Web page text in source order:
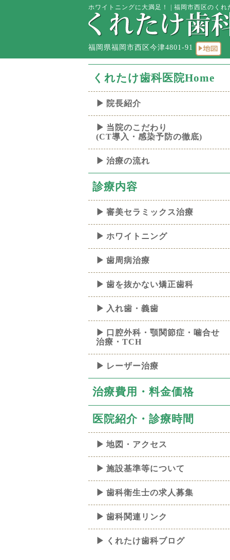
ホワイトニングに大満足！ | 福岡市西区のくれ
福岡県福岡市西区今津4801-91
くれたけ歯科医院Home
院長紹介
当院のこだわり
(CT導入・感染予防の徹底)
治療の流れ
診療内容
審美セラミックス治療
ホワイトニング
歯周病治療
歯を抜かない矯正歯科
入れ歯・義歯
口腔外科・顎関節症・噛合せ
治療・TCH
レーザー治療
治療費用・料金価格
医院紹介・診療時間
地図・アクセス
施設基準等について
歯科衛生士の求人募集
歯科関連リンク
くれたけ歯科ブログ